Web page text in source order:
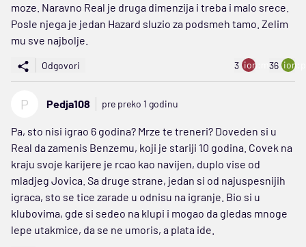
moze. Naravno Real je druga dimenzija i treba i malo srece.
Posle njega je jedan Hazard sluzio za podsmeh tamo. Zelim
mu sve najbolje.
Odgovori 3 ion:minus
36
P Pedja108 pre preko 1 godinu
Pa, sto nisi igrao 6 godina? Mrze te treneri? Doveden si u
Real da zamenis Benzemu, koji je stariji 10 godina. Covek na
kraju svoje karijere je rcao kao navijen, duplo vise od
mladjeg Jovica. Sa druge strane, jedan si od najuspesnijih
igraca, sto se tice zarade u odnisu na igranje. Bio si u
klubovima, gde si sedeo na klupi i mogao da gledas mnoge
lepe utakmice, da se ne umoris, a plata ide.